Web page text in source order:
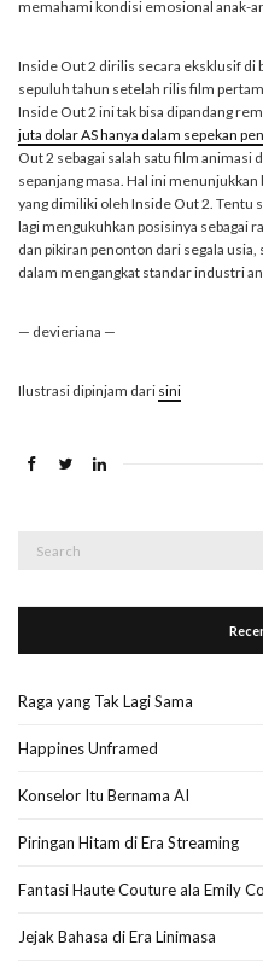
memahami kondisi emosional anak-
Inside Out 2 dirilis secara eksklusif di
sepuluh tahun setelah rilis film
Inside Out 2 ini tak bisa dipandang
juta dolar AS hanya dalam sepekan
Out 2 sebagai salah satu film animasi
sepanjang masa. Hal ini
yang dimiliki oleh Inside Out 2. Tentu
lagi mengukuhkan posisinya sebagai
dan pikiran penonton dari segala
dalam mengangkat standar industri
— devieriana —
Ilustrasi dipinjam dari sini
Search
Raga yang Tak Lagi Sama
Happines Unframed
Konselor Itu Bernama AI
Piringan Hitam di Era Streaming
Fantasi Haute Couture ala Emily
Jejak Bahasa di Era Linimasa